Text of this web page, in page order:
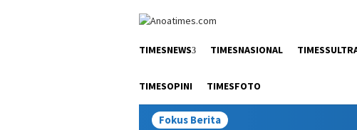
TIMESNEWS TIMESNASIONAL
TIMESOPINI TIMESFOTO
Fokus Berita